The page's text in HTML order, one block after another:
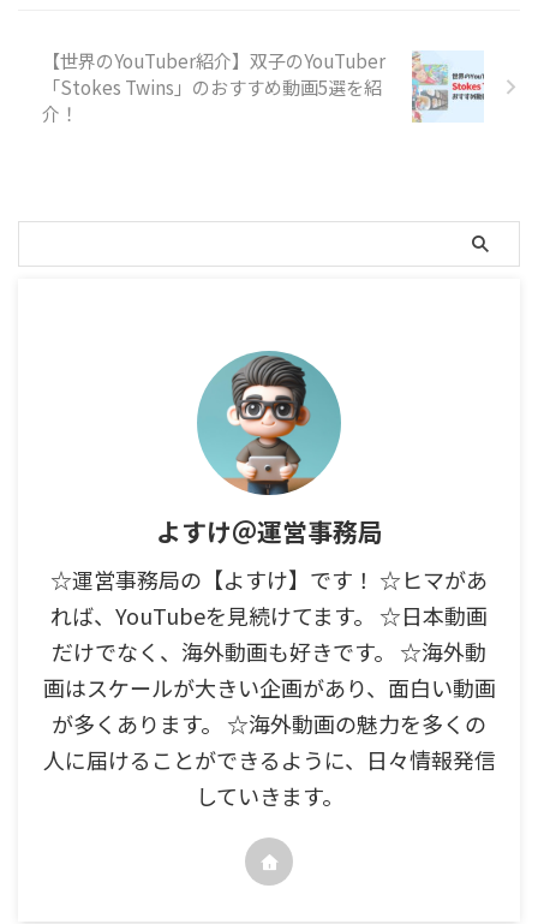
【世界のYouTuber紹介】双子のYouTuber
「Stokes Twins」のおすすめ動画5選を紹
介！
よすけ＠運営事務局
☆運営事務局の【よすけ】です！ ☆ヒマがあ
れば、YouTubeを見続けてます。 ☆日本動画
だけでなく、海外動画も好きです。 ☆海外動
画はスケールが大きい企画があり、面白い動画
が多くあります。 ☆海外動画の魅力を多くの
人に届けることができるように、日々情報発信
していきます。